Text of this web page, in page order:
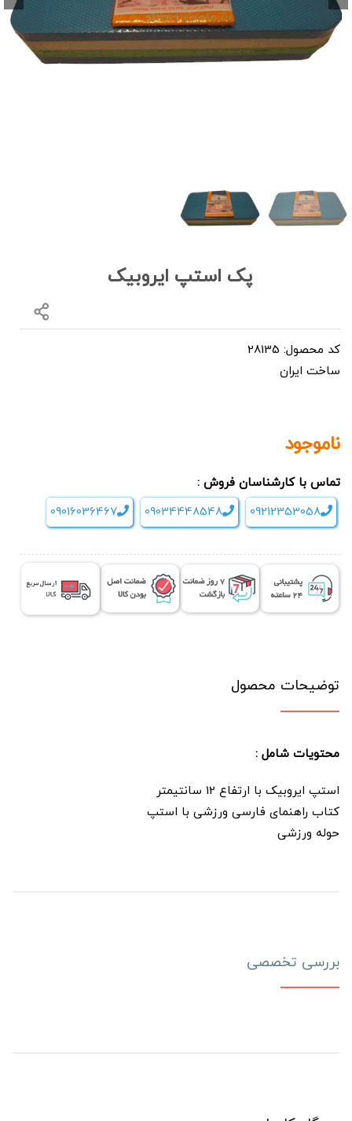
پک استپ ایروبیک
کد محصول: 28135
ساخت ایران
ناموجود
تماس با کارشناسان فروش :
09212353058
09034448548
09016036467
توضیحات محصول
محتویات شامل :
استپ ایروبیک با ارتفاع 12 سانتیمتر
کتاب راهنمای فارسی ورزشی با استپ
حوله ورزشی
بررسی تخصصی